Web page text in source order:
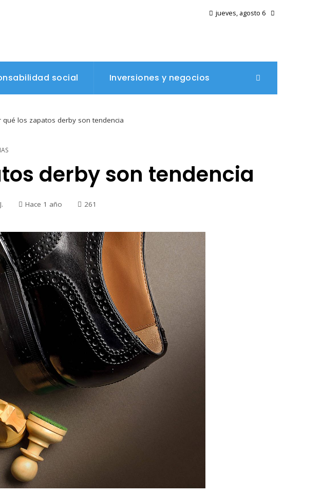
jueves, agosto 6
social Inversiones y negocios
los zapatos derby son tendencia
derby son tendencia
Hace 1 año 261